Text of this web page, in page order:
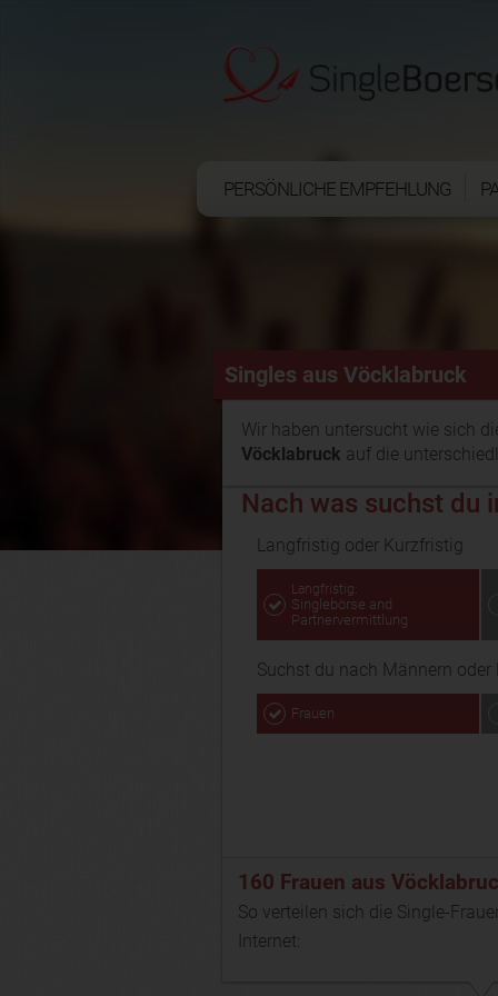
PERSÖNLICHE EMPFEHLUNG
Singles aus Vöcklabruck
Wir haben untersucht wie sich
Vöcklabruck auf die
Nach was suchst du
Langfristig oder Kurzfristig
Langfristig:
Singlebörse and
Partnervermittlung
Suchst du nach Männern oder
Frauen
160 Frauen aus
So verteilen sich die Single-
Internet: